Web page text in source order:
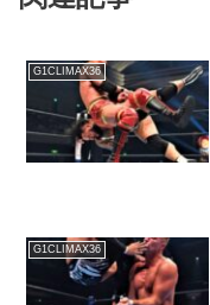
G1CLIMAX36
G1CLIMAX36